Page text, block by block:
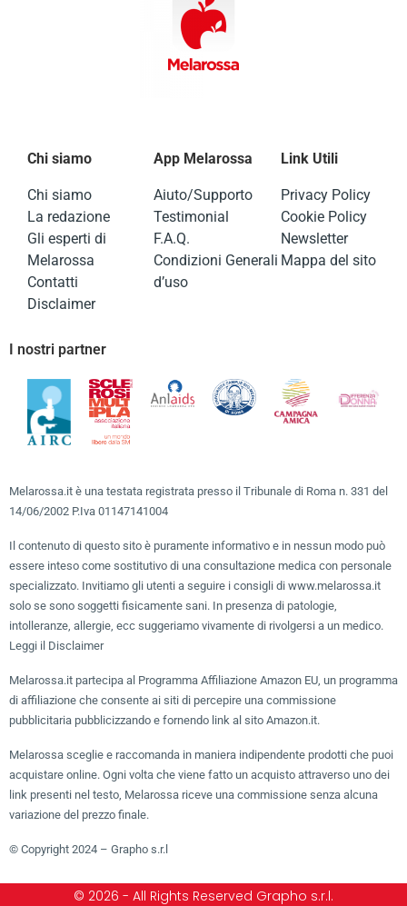
Chi siamo
Chi siamo
La redazione
Gli esperti di
Melarossa
Contatti
Disclaimer
App Melarossa
Aiuto/Supporto
Testimonial
F.A.Q.
Condizioni Generali
d’uso
Link Utili
Privacy Policy
Cookie Policy
Newsletter
Mappa del sito
I nostri partner
Melarossa.it è una testata registrata presso il Tribunale di Roma n. 331 del
14/06/2002 P.Iva 01147141004
Il contenuto di questo sito è puramente informativo e in nessun modo può
essere inteso come sostitutivo di una consultazione medica con personale
specializzato. Invitiamo gli utenti a seguire i consigli di www.melarossa.it
solo se sono soggetti fisicamente sani. In presenza di patologie,
intolleranze, allergie, ecc suggeriamo vivamente di rivolgersi a un medico.
Leggi il Disclaimer
Melarossa.it partecipa al Programma Affiliazione Amazon EU, un programma
di affiliazione che consente ai siti di percepire una commissione
pubblicitaria pubblicizzando e fornendo link al sito Amazon.it.
Melarossa sceglie e raccomanda in maniera indipendente prodotti che puoi
acquistare online. Ogni volta che viene fatto un acquisto attraverso uno dei
link presenti nel testo, Melarossa riceve una commissione senza alcuna
variazione del prezzo finale.
© Copyright 2024 – Grapho s.r.l
© 2026 - All Rights Reserved Grapho s.r.l.